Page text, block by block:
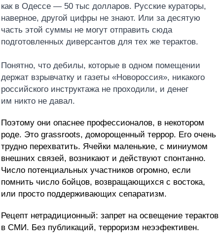
как в Одессе — 50 тыс долларов. Русские кураторы,
наверное, другой цифры не знают. Или за десятую
часть этой суммы не могут отправить сюда
подготовленных диверсантов для тех же терактов.
Понятно, что дебилы, которые в одном помещении
держат взрывчатку и газеты «Новороссия», никакого
российского инструктажа не проходили, и денег
им никто не давал.
Поэтому они опаснее профессионалов, в некотором
роде. Это grassroots, доморощенный террор. Его очень
трудно перехватить. Ячейки маленькие, с миниумом
внешних связей, возникают и действуют спонтанно.
Число потенциальных участников огромно, если
помнить число бойцов, возвращающихся с востока,
или просто поддерживающих сепаратизм.
Рецепт нетрадиционный: запрет на освещение терактов
в СМИ. Без публикаций, терроризм неээфективен.